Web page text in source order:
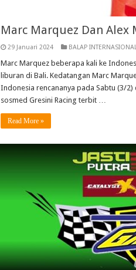
Marc Marquez Dan Alex
29 Januari 2024 BALAP
Marc Marquez beberapa kali ke
liburan di Bali. Kedatangan Marc
Indonesia rencananya pada Sabtu (3/
sosmed Gresini Racing terbit …
Read More »